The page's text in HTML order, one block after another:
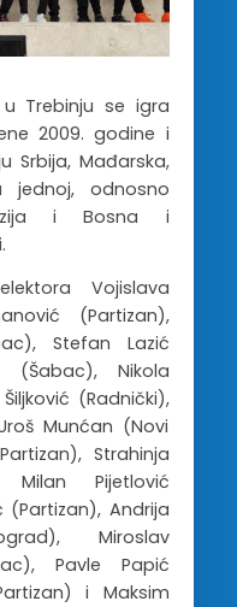
Trebinju se igra
2009. godine i
Srbija, Mađarska,
odnosno
i Bosna i
Vojislava
(Partizan),
Stefan Lazić
(Šabac), Nikola
(Radnički),
Munćan (Novi
Strahinja
Milan Pijetlović
(Partizan), Andrija
Miroslav
Pavle Papić
i Maksim